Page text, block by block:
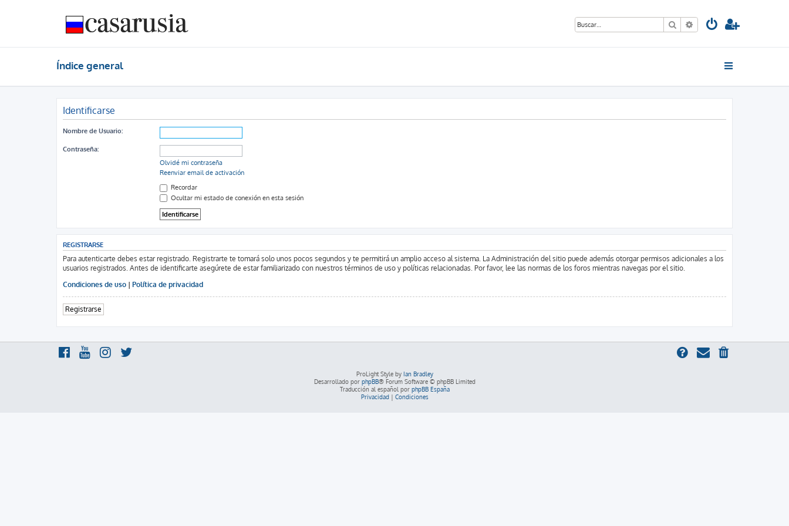
Buscar Búsqueda avanzada
Índice general
Identificarse
Nombre de Usuario:
Contraseña:
Olvidé mi contraseña
Reenviar email de activación
Recordar
Ocultar mi estado de conexión en esta sesión
REGISTRARSE
Para autenticarte debes estar registrado. Registrarte te tomará solo unos pocos segundos y te permitirá un amplio acceso al sistema. La Administración del sitio puede además otorgar permisos adicionales a los
usuarios registrados. Antes de identificarte asegúrete de estar familiarizado con nuestros términos de uso y políticas relacionadas. Por favor, lee las normas de los foros mientras navegas por el sitio.
Condiciones de uso | Política de privacidad
Registrarse
ProLight Style by Ian Bradley
Desarrollado por phpBB® Forum Software © phpBB Limited
Traducción al español por phpBB España
Privacidad| Condiciones